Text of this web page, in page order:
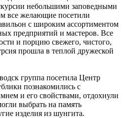
небольшими заповедными
все желающие посетили
с широким ассортиментом
предприятий и мастеров. Все
и порцию свежего, чистого,
прошла в теплой дружеской
группа посетила Центр
познакомились с
и его свойствами, отдохнули
выбрать на память
изделия из шунгита.